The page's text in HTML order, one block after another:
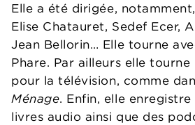
Elle a été dirigée,
Elise Chatauret, Sedef Ecer,
Jean Bellorin… Elle tourne
Phare. Par ailleurs elle
pour la télévision, comme
Ménage. Enfin, elle
livres audio ainsi que des